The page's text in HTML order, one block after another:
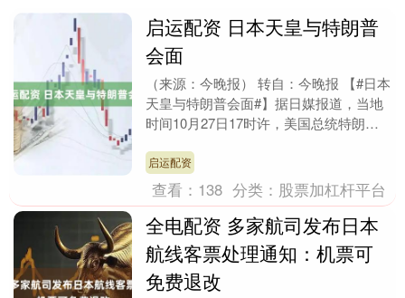
启运配资 日本天皇与特朗普
会面
（来源：今晚报） 转自：今晚报 【#日本
天皇与特朗普会面#】据日媒报道，当地
时间10月27日17时许，美国总统特朗普
为期三....
启运配资
查看： 138 分类： 股票加杠杆平台
全电配资 多家航司发布日本
航线客票处理通知：机票可
免费退改